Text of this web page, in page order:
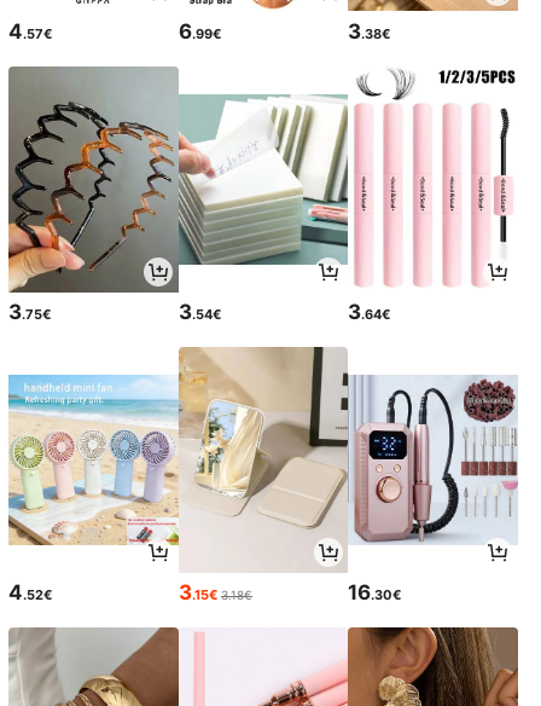
4.57€ 6.99€ 3.38€
3.75€ 3.54€ 3.64€
4.52€ 3.15€ 3.18€ 16.30€